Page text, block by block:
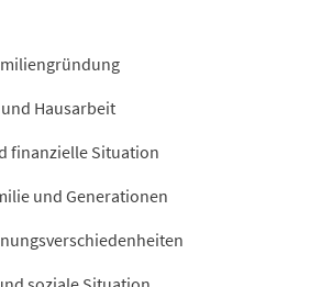
Hausarbeit
finanzielle Situation
und Generationen